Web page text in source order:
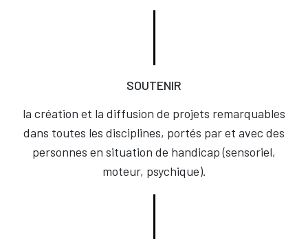
SOUTENIR
la création et la diffusion de projets remarquables
dans toutes les disciplines, portés par et avec des
personnes en situation de handicap (sensoriel,
moteur, psychique).